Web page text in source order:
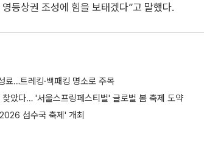
등상권 조성에 힘을 보태겠다”고 말했다.
료…트레킹·백패킹 명소로 주목
찾았다… '서울스프링페스티벌' 글로벌 봄 축제 도약
섬수국 축제' 개최